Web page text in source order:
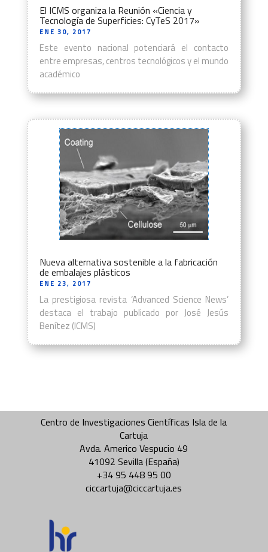
El ICMS organiza la Reunión «Ciencia y
Tecnología de Superficies: CyTeS 2017»
ENE 30, 2017
Este evento nacional potenciará el contacto
entre empresas, centros tecnológicos y el mundo
académico
Nueva alternativa sostenible a la fabricación
de embalajes plásticos
ENE 23, 2017
La prestigiosa revista ‘Advanced Science News’
destaca el trabajo publicado por José Jesús
Benítez (ICMS)
Centro de Investigaciones Científicas Isla de la
Cartuja
Avda. Americo Vespucio 49
41092 Sevilla (España)
+34 95 448 95 00
ciccartuja@ciccartuja.es